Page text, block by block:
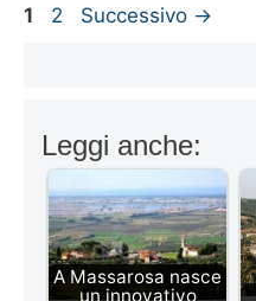
Pagina
1 Pagina
2 Successivo →
Leggi anche:
A Massarosa nasce
un innovativo